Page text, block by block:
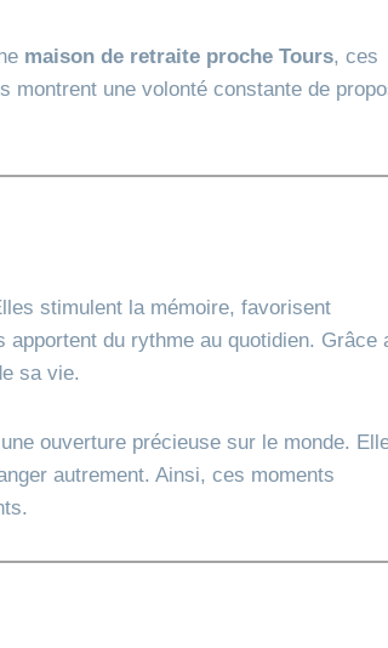
maison de retraite proche Tours, ces
montrent une volonté constante de
stimulent la mémoire, favorisent
du rythme au quotidien. Grâce
sa vie.
ouverture précieuse sur le monde.
autrement. Ainsi, ces moments